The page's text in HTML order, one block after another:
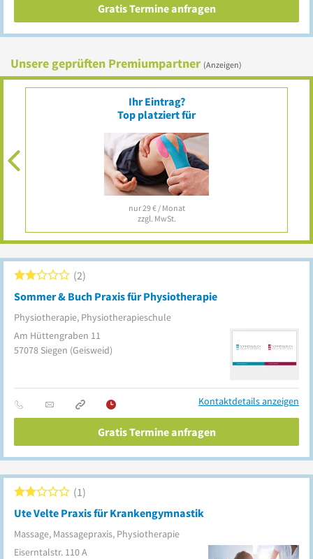
Gratis Termine anfragen
Unsere geprüften Premiumpartner (Anzeigen)
Ihr Eintrag?
Top platziert für
nur 29 € / Monat
zzgl. MwSt.
Sommer & Buch Praxis für Physiotherapie
Physiotherapie, Physiotherapieschule
2
Am Hüttengraben 11
57078 Siegen (Geisweid)
Kontaktdetails anzeigen
Gratis Termine anfragen
Ute Velte Praxis für Krankengymnastik
Massage, Massagepraxis, Physiotherapie
1
Eiserntalstr. 110 A